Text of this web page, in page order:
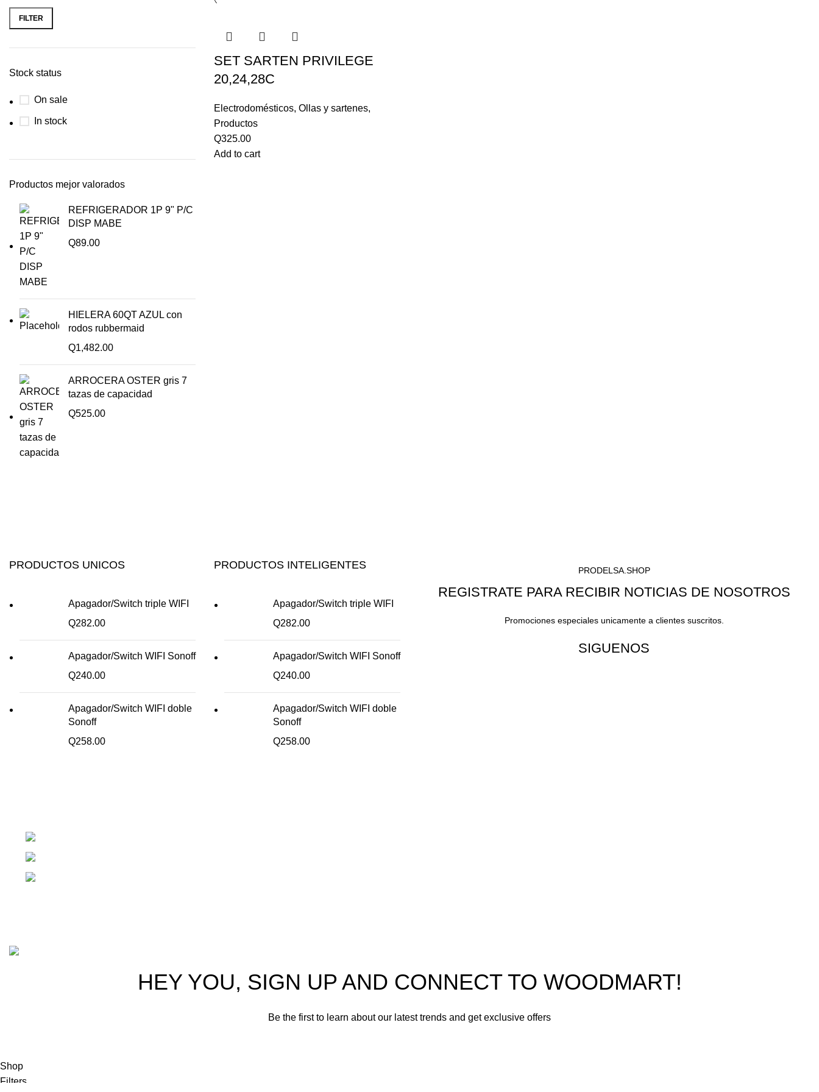
FILTER
Stock status
On sale
In stock
Productos mejor valorados
REFRIGERADOR 1P 9" P/C
DISP MABE
Q89.00
HIELERA 60QT AZUL con
rodos rubbermaid
Q1,482.00
ARROCERA OSTER gris 7
tazas de capacidad
Q525.00
SET SARTEN PRIVILEGE
20,24,28C
Electrodomésticos, Ollas y sartenes,
Productos
Q325.00
Add to cart
PRODUCTOS UNICOS
Apagador/Switch triple WIFI
Q282.00
Apagador/Switch WIFI Sonoff
Q240.00
Apagador/Switch WIFI doble
Sonoff
Q258.00
PRODUCTOS INTELIGENTES
Apagador/Switch triple WIFI
Q282.00
Apagador/Switch WIFI Sonoff
Q240.00
Apagador/Switch WIFI doble
Sonoff
Q258.00
PRODELSA.SHOP
REGISTRATE PARA RECIBIR NOTICIAS DE NOSOTROS
Promociones especiales unicamente a clientes suscritos.
SIGUENOS
HEY YOU, SIGN UP AND CONNECT TO WOODMART!
Be the first to learn about our latest trends and get exclusive offers
Shop
Filters